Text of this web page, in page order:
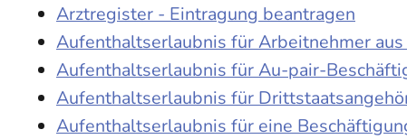
Arztregister - Eintragung beantragen
Aufenthaltserlaubnis für Arbeitnehmer
Aufenthaltserlaubnis für Au-pair-
Aufenthaltserlaubnis für
Aufenthaltserlaubnis für eine